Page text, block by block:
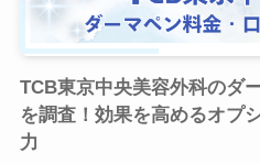
TCB東京中央美容外科のダ
を調査！効果を高めるオプ
力